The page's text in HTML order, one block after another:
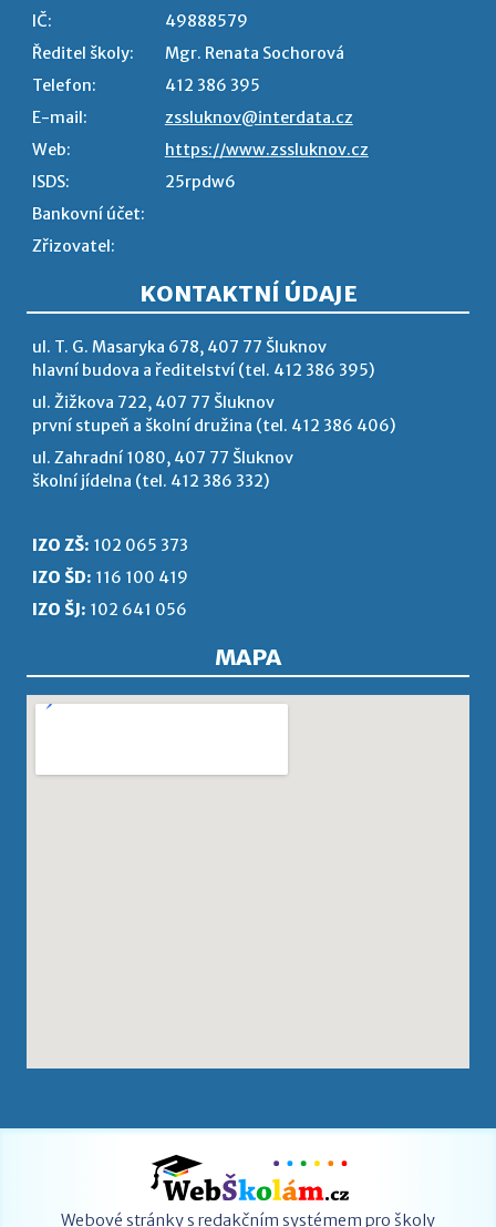
IČ:
49888579
Ředitel školy:
Mgr. Renata Sochorová
Telefon:
412 386 395
E-mail:
zssluknov@interdata.cz
Web:
https://www.zssluknov.cz
ISDS:
25rpdw6
Bankovní účet:
Zřizovatel:
KONTAKTNÍ ÚDAJE
ul. T. G. Masaryka 678, 407 77 Šluknov
hlavní budova a ředitelství (tel. 412 386 395)
ul. Žižkova 722, 407 77 Šluknov
první stupeň a školní družina (tel. 412 386 406)
ul. Zahradní 1080, 407 77 Šluknov
školní jídelna (tel. 412 386 332)
IZO ZŠ: 102 065 373
IZO ŠD: 116 100 419
IZO ŠJ: 102 641 056
MAPA
Webové stránky s redakčním systémem pro školy